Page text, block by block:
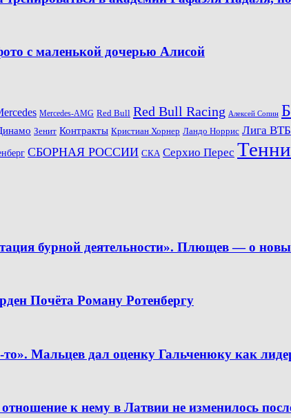
с маленькой дочерью Алисой
Mercedes-AMG Red Bull Red Bull Racing Алексей Сопин
Зенит Контракты Кристиан Хорнер Ландо Норрис Лига ВТБ
СБОРНАЯ РОССИИ СКА Серхио Перес
бурной деятельности». Плющев — о
Почёта Роману Ротенбергу
Мальцев дал оценку Гальченюку как
к нему в Латвии не изменилось